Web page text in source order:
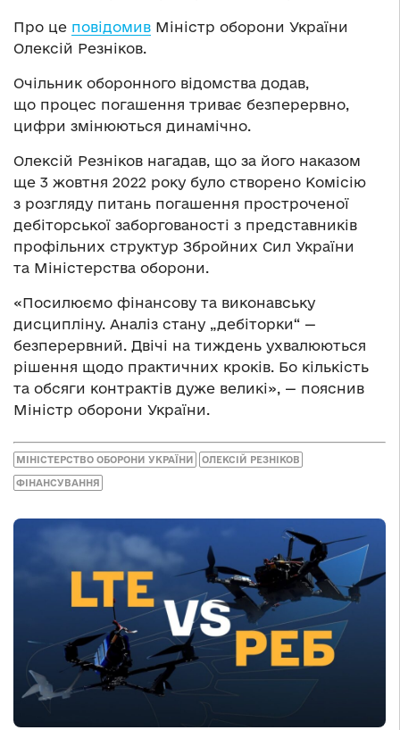
Про це повідомив Міністр оборони України
Олексій Резніков.
Очільник оборонного відомства додав,
що процес погашення триває безперервно,
цифри змінюються динамічно.
Олексій Резніков нагадав, що за його наказом
ще 3 жовтня 2022 року було створено Комісію
з розгляду питань погашення простроченої
дебіторської заборгованості з представників
профільних структур Збройних Сил України
та Міністерства оборони.
«Посилюємо фінансову та виконавську
дисципліну. Аналіз стану „дебіторки“ —
безперервний. Двічі на тиждень ухвалюються
рішення щодо практичних кроків. Бо кількість
та обсяги контрактів дуже великі», — пояснив
Міністр оборони України.
МІНІСТЕРСТВО ОБОРОНИ УКРАЇНИ ОЛЕКСІЙ РЕЗНІКОВ
ФІНАНСУВАННЯ